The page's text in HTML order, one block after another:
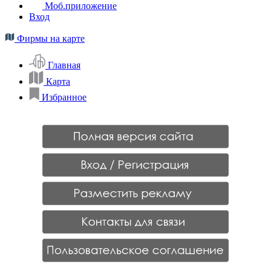
Моб.приложение
Вход
Фирмы на карте
Главная
Карта
Избранное